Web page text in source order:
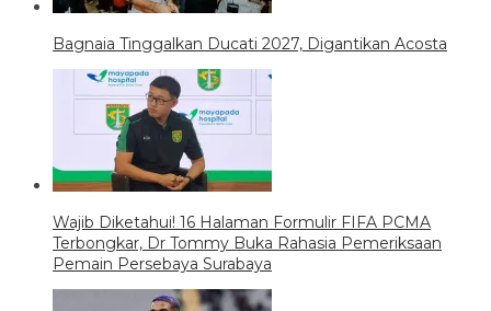
Bagnaia Tinggalkan Ducati 2027, Digantikan Acosta
Wajib Diketahui! 16 Halaman Formulir FIFA PCMA
Terbongkar, Dr Tommy Buka Rahasia Pemeriksaan
Pemain Persebaya Surabaya